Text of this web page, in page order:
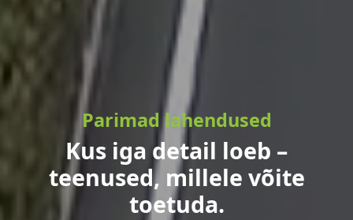
Parimad lahendused
Kus iga detail loeb –
teenused, millele võite
toetuda.